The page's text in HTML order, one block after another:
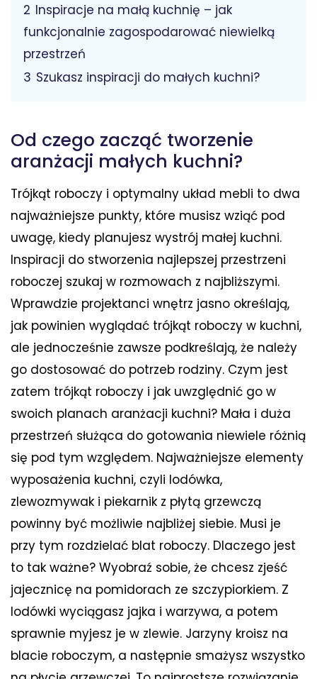
2 Inspiracje na małą kuchnię – jak
funkcjonalnie zagospodarować niewielką
przestrzeń
3 Szukasz inspiracji do małych kuchni?
Od czego zacząć tworzenie
aranżacji małych kuchni?
Trójkąt roboczy i optymalny układ mebli to dwa
najważniejsze punkty, które musisz wziąć pod
uwagę, kiedy planujesz wystrój małej kuchni.
Inspiracji do stworzenia najlepszej przestrzeni
roboczej szukaj w rozmowach z najbliższymi.
Wprawdzie projektanci wnętrz jasno określają,
jak powinien wyglądać trójkąt roboczy w kuchni,
ale jednocześnie zawsze podkreślają, że należy
go dostosować do potrzeb rodziny. Czym jest
zatem trójkąt roboczy i jak uwzględnić go w
swoich planach aranżacji kuchni? Mała i duża
przestrzeń służąca do gotowania niewiele różnią
się pod tym względem. Najważniejsze elementy
wyposażenia kuchni, czyli lodówka,
zlewozmywak i piekarnik z płytą grzewczą
powinny być możliwie najbliżej siebie. Musi je
przy tym rozdzielać blat roboczy. Dlaczego jest
to tak ważne? Wyobraź sobie, że chcesz zjeść
jajecznicę na pomidorach ze szczypiorkiem. Z
lodówki wyciągasz jajka i warzywa, a potem
sprawnie myjesz je w zlewie. Jarzyny kroisz na
blacie roboczym, a następnie smażysz wszystko